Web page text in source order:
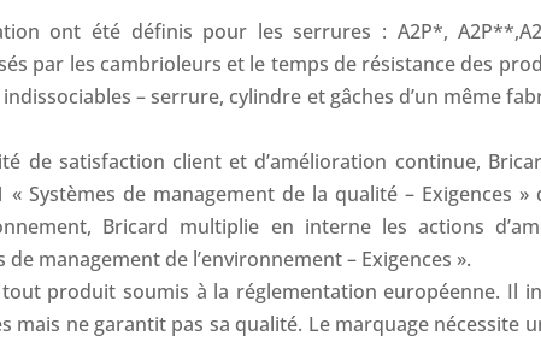
ont été définis pour les serrures : A2P*,
par les cambrioleurs et le temps de résistance des
– serrure, cylindre et gâches d’un même
de satisfaction client et d’amélioration continue,
Systèmes de management de la qualité – Exigences
Bricard multiplie en interne les actions
management de l’environnement – Exigences ».
produit soumis à la réglementation européenne. Il
mais ne garantit pas sa qualité. Le marquage nécessite